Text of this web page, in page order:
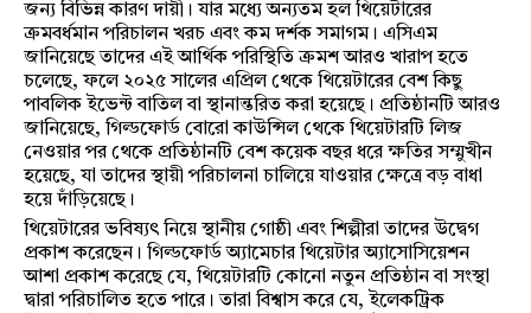
জন্য বিভিন্ন কারণ দায়ী। যার মধ্যে অন্যতম হল থিয়েটারের
ক্রমবর্ধমান পরিচালন খরচ এবং কম দর্শক সমাগম। এসিএম
জানিয়েছে তাদের এই আর্থিক পরিস্থিতি ক্রমশ আরও খারাপ হতে
চলেছে, ফলে ২০২৫ সালের এপ্রিল থেকে থিয়েটারের বেশ কিছু
পাবলিক ইভেন্ট বাতিল বা স্থানান্তরিত করা হয়েছে। প্রতিষ্ঠানটি আরও
জানিয়েছে, গিল্ডফোর্ড বোরো কাউন্সিল থেকে থিয়েটারটি লিজ
নেওয়ার পর থেকে প্রতিষ্ঠানটি বেশ কয়েক বছর ধরে ক্ষতির সম্মুখীন
হয়েছে, যা তাদের স্থায়ী পরিচালনা চালিয়ে যাওয়ার ক্ষেত্রে বড় বাধা
হয়ে দাঁড়িয়েছে।
থিয়েটারের ভবিষ্যৎ নিয়ে স্থানীয় গোষ্ঠী এবং শিল্পীরা তাদের উদ্বেগ
প্রকাশ করেছেন। গিল্ডফোর্ড অ্যামেচার থিয়েটার অ্যাসোসিয়েশন
আশা প্রকাশ করেছে যে, থিয়েটারটি কোনো নতুন প্রতিষ্ঠান বা সংস্থা
দ্বারা পরিচালিত হতে পারে। তারা বিশ্বাস করে যে, ইলেকট্রিক